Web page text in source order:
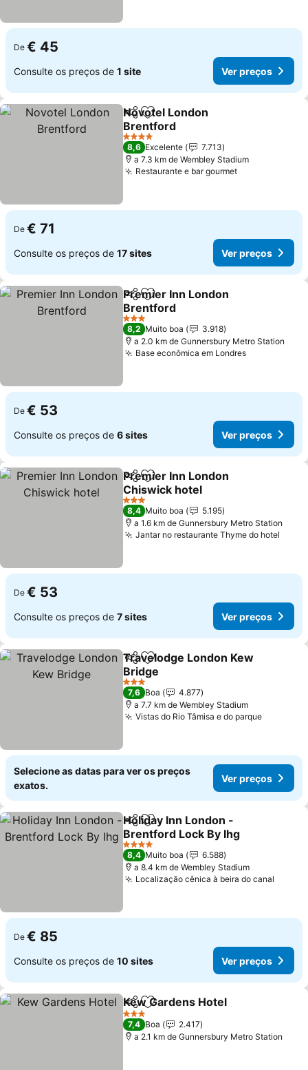
De € 45
Consulte os preços de 1 site Ver preços
PartilharAdicionar aos favoritos
Novotel London
Brentford
Ver preços
4 Estrelas
8,6 Excelente
7.713
a 7.3 km de Wembley Stadium
Restaurante e bar gourmetVer preços
De € 71
Consulte os preços de 17 sites Ver preços
PartilharAdicionar aos favoritos
Premier Inn London
Brentford
Ver preços
3 Estrelas
8,2 Muito boa
3.918
a 2.0 km de Gunnersbury Metro Station
Base econômica em LondresVer preços
De € 53
Consulte os preços de 6 sites Ver preços
PartilharAdicionar aos favoritos
Premier Inn London
Chiswick hotel
Ver preços
3 Estrelas
8,4 Muito boa
5.195
a 1.6 km de Gunnersbury Metro Station
Jantar no restaurante Thyme do hotel
De € 53
Consulte os preços de 7 sites Ver preços
PartilharAdicionar aos favoritos
Travelodge London Kew
Bridge
Ver preços
3 Estrelas
7,6 Boa
4.877
a 7.7 km de Wembley Stadium
Vistas do Rio Tâmisa e do parqueVer
Selecione as datas para ver os preços
exatos.
Ver preços
PartilharAdicionar aos favoritos
Holiday Inn London -
Brentford Lock By Ihg
Ver preços
4 Estrelas
8,4 Muito boa
6.588
a 8.4 km de Wembley Stadium
Localização cênica à beira do canal
De € 85
Consulte os preços de 10 sites Ver preços
PartilharAdicionar aos favoritos
Kew Gardens Hotel
3 Estrelas
7,4 Boa
2.417
a 2.1 km de Gunnersbury Metro Station